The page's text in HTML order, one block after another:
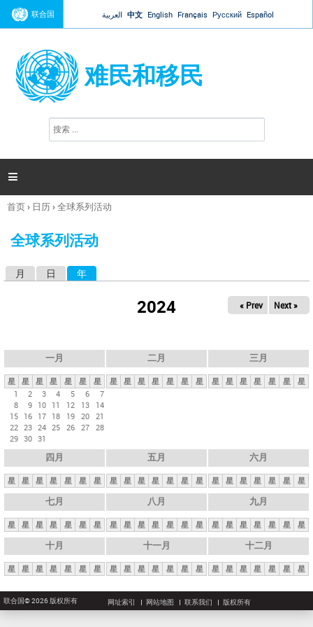
Jump to navigation
联合国 العربية 中文 English Français Русский Español
难民和移民
搜
索

你
这
首页› 日历›全球系列活动
全球系列活动
月 日 年
2024 « Prev Next »
一月
星 星 星 星 星 星
星
1
2 3 4 5 6
7
8
9 10 11 12 13
14
15 16 17 18 19 20 21
22 23 24 25 26 27 28
29 30 31
二月
星 星 星 星 星 星 星
三月
星 星 星 星 星 星 星
四月
星 星 星 星 星 星 星
五月
星 星 星 星 星 星 星
六月
星 星 星 星 星 星 星
七月
星 星 星 星 星 星 星
八月
星 星 星 星 星 星 星
九月
星 星 星 星 星 星 星
十月
星 星 星 星 星 星 星
十一月
星 星 星 星 星 星 星
十二月
星 星 星 星 星 星 星
联合国© 2026 版权所有 网址索引 网站地图 联系我们 版权所有